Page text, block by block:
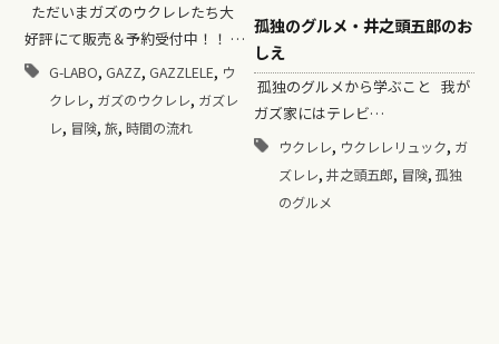
ただいまガズのウクレレたち大
好評にて販売＆予約受付中！！ …
G-LABO, GAZZ, GAZZLELE, ウ
クレレ, ガズのウクレレ, ガズレ
レ, 冒険, 旅, 時間の流れ
孤独のグルメ・井之頭五郎のお
しえ
孤独のグルメから学ぶこと 我が
ガズ家にはテレビ…
ウクレレ, ウクレレリュック, ガ
ズレレ, 井之頭五郎, 冒険, 孤独
のグルメ